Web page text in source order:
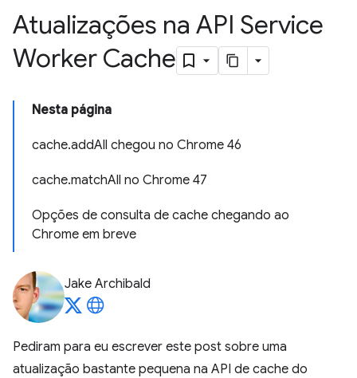
Atualizações na API Service
Worker Cache
Nesta página
cache.addAll chegou no Chrome 46
cache.matchAll no Chrome 47
Opções de consulta de cache chegando ao
Chrome em breve
Jake Archibald
Pediram para eu escrever este post sobre uma
atualização bastante pequena na API de cache do